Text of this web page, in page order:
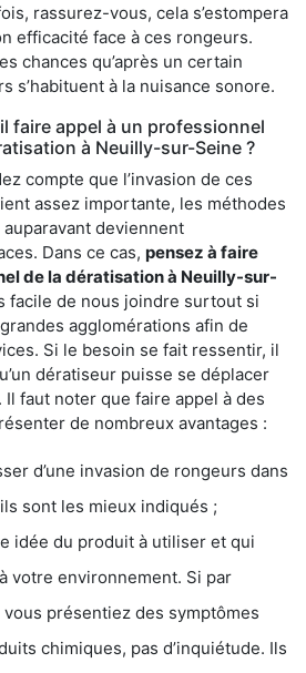
rassurez-vous, cela s’estompera
efficacité face à ces rongeurs.
chances qu’après un certain
s’habituent à la nuisance sonore.
faire appel à un professionnel
à Neuilly-sur-Seine ?
compte que l’invasion de ces
assez importante, les méthodes
deviennent
Dans ce cas, pensez à faire
de la dératisation à Neuilly-sur-
facile de nous joindre surtout si
agglomérations afin de
Si le besoin se fait ressentir, il
dératiseur puisse se déplacer
Il faut noter que faire appel à des
de nombreux avantages :
d’une invasion de rongeurs dans
sont les mieux indiqués ;
idée du produit à utiliser et qui
votre environnement. Si par
présentiez des symptômes
chimiques, pas d’inquiétude. Ils